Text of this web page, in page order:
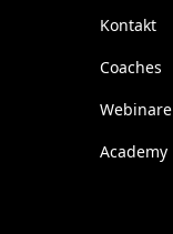
Kontakt
Coaches
Webinare
Academy